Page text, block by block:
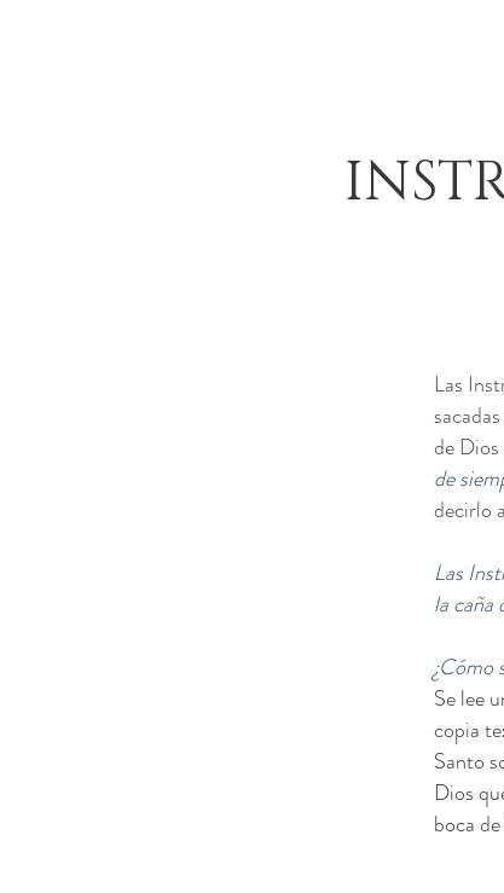
Las
de
de
decirlo
Las
la caña
¿Cómo
Se lee
copia
Santo
Dios
boca